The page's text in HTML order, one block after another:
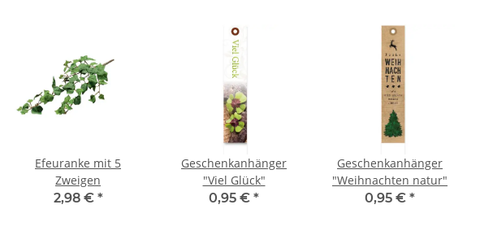
Efeuranke mit 5
Zweigen
2,98 € *
Geschenkanhänger
"Viel Glück"
0,95 € *
Geschenkanhänger
"Weihnachten natur"
0,95 € *